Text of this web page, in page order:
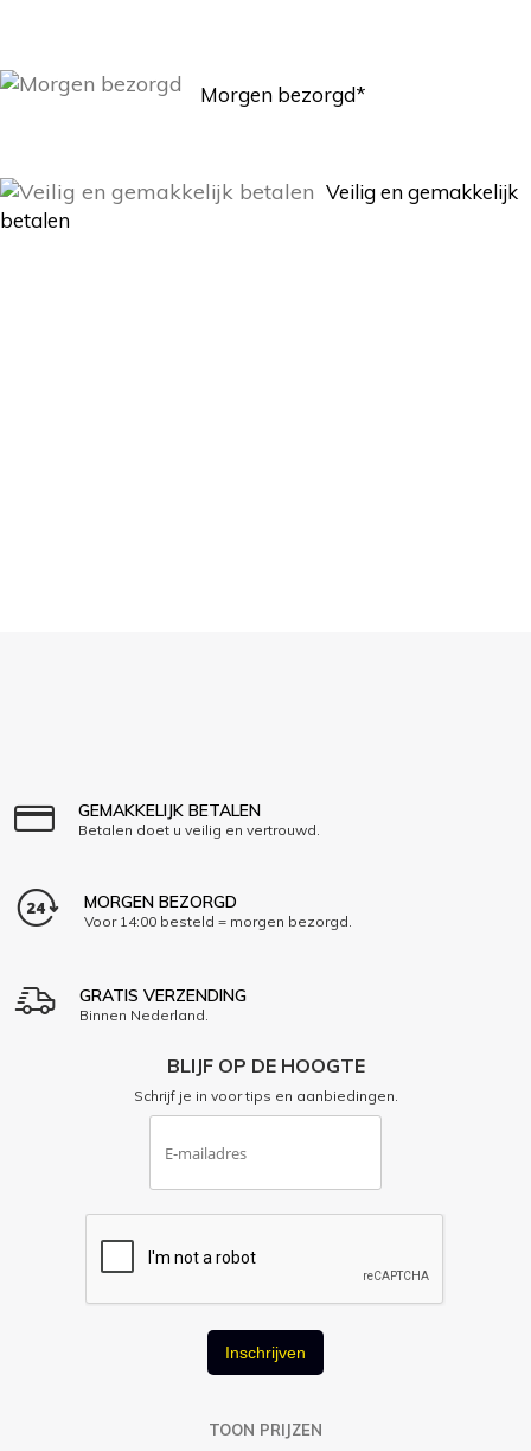
Morgen bezorgd*
Veilig en gemakkelijk
betalen
GEMAKKELIJK BETALEN
Betalen doet u veilig en vertrouwd.
MORGEN BEZORGD
Voor 14:00 besteld = morgen bezorgd.
GRATIS VERZENDING
Binnen Nederland.
BLIJF OP DE HOOGTE
Schrijf je in voor tips en aanbiedingen.
Inschrijven
TOON PRIJZEN